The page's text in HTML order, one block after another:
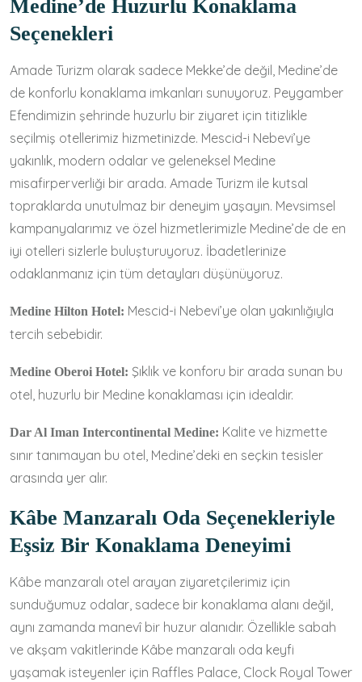
Medine’de Huzurlu Konaklama
Seçenekleri
Amade Turizm olarak sadece Mekke’de değil, Medine’de
de konforlu konaklama imkanları sunuyoruz. Peygamber
Efendimizin şehrinde huzurlu bir ziyaret için titizlikle
seçilmiş otellerimiz hizmetinizde. Mescid-i Nebevi’ye
yakınlık, modern odalar ve geleneksel Medine
misafirperverliği bir arada. Amade Turizm ile kutsal
topraklarda unutulmaz bir deneyim yaşayın. Mevsimsel
kampanyalarımız ve özel hizmetlerimizle Medine’de de en
iyi otelleri sizlerle buluşturuyoruz. İbadetlerinize
odaklanmanız için tüm detayları düşünüyoruz.
Medine Hilton Hotel: Mescid-i Nebevi’ye olan yakınlığıyla
tercih sebebidir.
Medine Oberoi Hotel: Şıklık ve konforu bir arada sunan bu
otel, huzurlu bir Medine konaklaması için idealdir.
Dar Al Iman Intercontinental Medine: Kalite ve hizmette
sınır tanımayan bu otel, Medine’deki en seçkin tesisler
arasında yer alır.
Kâbe Manzaralı Oda Seçenekleriyle
Eşsiz Bir Konaklama Deneyimi
Kâbe manzaralı otel arayan ziyaretçilerimiz için
sunduğumuz odalar, sadece bir konaklama alanı değil,
aynı zamanda manevî bir huzur alanıdır. Özellikle sabah
ve akşam vakitlerinde Kâbe manzaralı oda keyfi
yaşamak isteyenler için Raffles Palace, Clock Royal Tower